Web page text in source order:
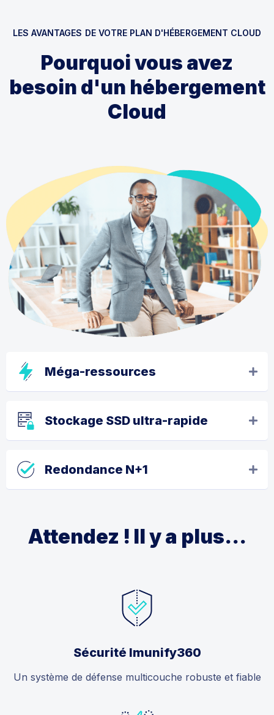
LES AVANTAGES DE VOTRE PLAN D'HÉBERGEMENT CLOUD
Pourquoi vous avez
besoin d'un hébergement
Cloud
Méga-ressources
Stockage SSD ultra-rapide
Redondance N+1
Attendez ! Il y a plus...
Sécurité Imunify360
Un système de défense multicouche robuste et fiable